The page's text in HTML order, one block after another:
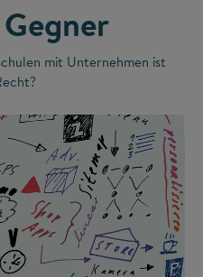
mit Unternehmen ist